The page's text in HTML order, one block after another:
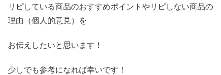
リピしている商品のおすすめポイントやリピしない商品の
理由（個人的意見）を
お伝えしたいと思います！
少しでも参考になれば幸いです！